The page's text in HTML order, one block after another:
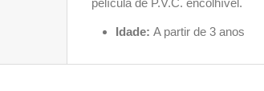
Idade:A partir de 3 anos